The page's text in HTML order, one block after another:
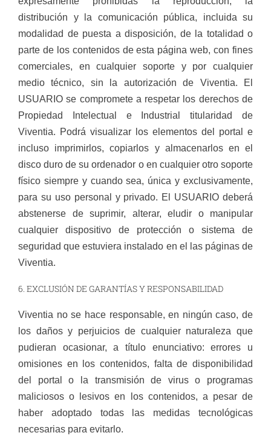
distribución y la comunicación pública, incluida su
modalidad de puesta a disposición, de la totalidad o
parte de los contenidos de esta página web, con fines
comerciales, en cualquier soporte y por cualquier
medio técnico, sin la autorización de Viventia. El
USUARIO se compromete a respetar los derechos de
Propiedad Intelectual e Industrial titularidad de
Viventia. Podrá visualizar los elementos del portal e
incluso imprimirlos, copiarlos y almacenarlos en el
disco duro de su ordenador o en cualquier otro soporte
físico siempre y cuando sea, única y exclusivamente,
para su uso personal y privado. El USUARIO deberá
abstenerse de suprimir, alterar, eludir o manipular
cualquier dispositivo de protección o sistema de
seguridad que estuviera instalado en el las páginas de
Viventia.
6. EXCLUSIÓN DE GARANTÍAS Y RESPONSABILIDAD
Viventia no se hace responsable, en ningún caso, de
los daños y perjuicios de cualquier naturaleza que
pudieran ocasionar, a título enunciativo: errores u
omisiones en los contenidos, falta de disponibilidad
del portal o la transmisión de virus o programas
maliciosos o lesivos en los contenidos, a pesar de
haber adoptado todas las medidas tecnológicas
necesarias para evitarlo.